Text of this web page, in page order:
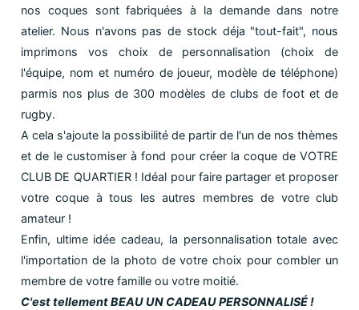
nos coques sont fabriquées à la demande dans notre
atelier. Nous n'avons pas de stock déja "tout-fait", nous
imprimons vos choix de personnalisation (choix de
l'équipe, nom et numéro de joueur, modèle de téléphone)
parmis nos plus de 300 modèles de clubs de foot et de
rugby.
A cela s'ajoute la possibilité de partir de l'un de nos thèmes
et de le customiser à fond pour créer la coque de VOTRE
CLUB DE QUARTIER ! Idéal pour faire partager et proposer
votre coque à tous les autres membres de votre club
amateur !
Enfin, ultime idée cadeau, la personnalisation totale avec
l'importation de la photo de votre choix pour combler un
membre de votre famille ou votre moitié.
C'est tellement BEAU UN CADEAU PERSONNALISÉ !